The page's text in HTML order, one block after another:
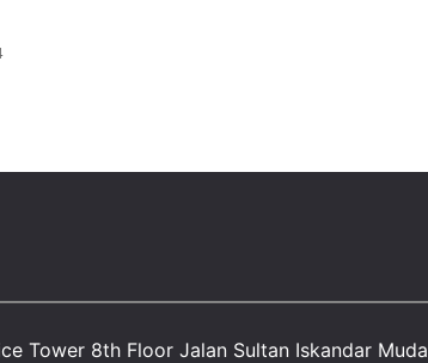
Tower 8th Floor Jalan Sultan Iskandar Muda